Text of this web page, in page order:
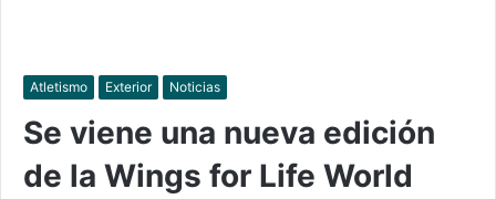
Atletismo Exterior Noticias
Se viene una nueva edición
de la Wings for Life World